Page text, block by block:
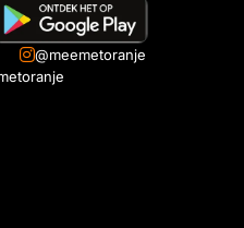
@meemetoranje